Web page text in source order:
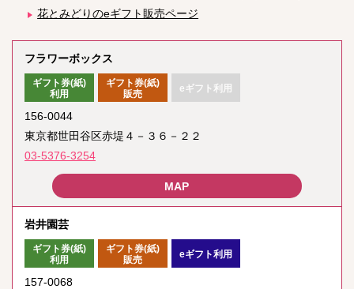
花とみどりのeギフト販売ページ
フラワーボックス
ギフト券(紙)
利用
ギフト券(紙)
販売
eギフト利用
156-0044
東京都世田谷区赤堤４－３６－２２
03-5376-3254
岩井園芸
ギフト券(紙)
利用
ギフト券(紙)
販売
eギフト利用
157-0068